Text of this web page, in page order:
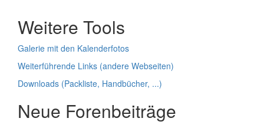
Weitere Tools
Galerie mit den Kalenderfotos
Weiterführende Links (andere Webseiten)
Downloads (Packliste, Handbücher, ...)
Neue Forenbeiträge